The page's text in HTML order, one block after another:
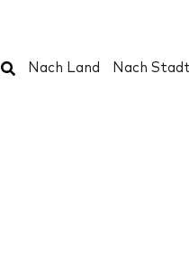
Suchen
Nach Land Nach